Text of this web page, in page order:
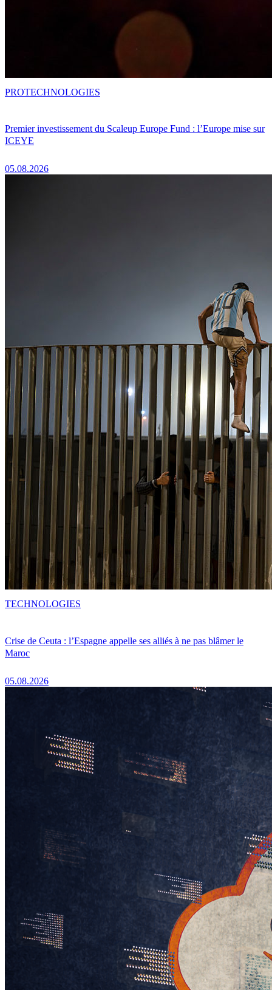
Premier investissement du Scaleup Europe Fund : l’Europe mise sur
ICEYE
05.08.2026
PROTECHNOLOGIES
Crise de Ceuta : l’Espagne appelle ses alliés à ne pas blâmer le
Maroc
05.08.2026
TECHNOLOGIES